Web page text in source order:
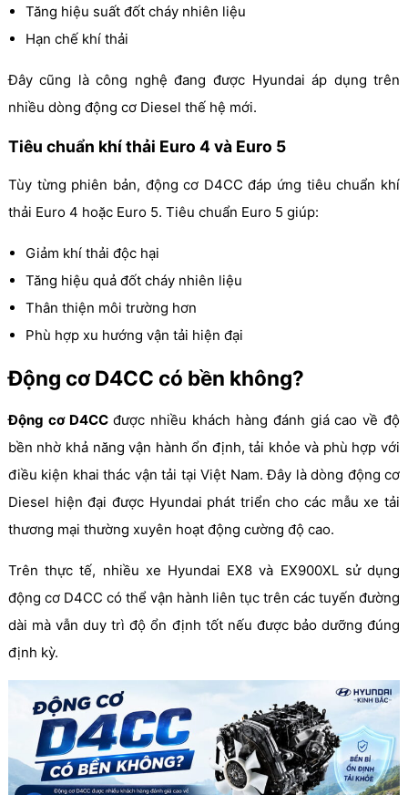
Tăng hiệu suất đốt cháy nhiên liệu
Hạn chế khí thải
Đây cũng là công nghệ đang được Hyundai áp dụng trên
nhiều dòng động cơ Diesel thế hệ mới.
Tiêu chuẩn khí thải Euro 4 và Euro 5
Tùy từng phiên bản, động cơ D4CC đáp ứng tiêu chuẩn khí
thải Euro 4 hoặc Euro 5. Tiêu chuẩn Euro 5 giúp:
Giảm khí thải độc hại
Tăng hiệu quả đốt cháy nhiên liệu
Thân thiện môi trường hơn
Phù hợp xu hướng vận tải hiện đại
Động cơ D4CC có bền không?
Động cơ D4CCđược nhiều khách hàng đánh giá cao về độ
bền nhờ khả năng vận hành ổn định, tải khỏe và phù hợp với
điều kiện khai thác vận tải tại Việt Nam. Đây là dòng động cơ
Diesel hiện đại được Hyundai phát triển cho các mẫu xe tải
thương mại thường xuyên hoạt động cường độ cao.
Trên thực tế, nhiều xe Hyundai EX8 và EX900XL sử dụng
động cơ D4CC có thể vận hành liên tục trên các tuyến đường
dài mà vẫn duy trì độ ổn định tốt nếu được bảo dưỡng đúng
định kỳ.